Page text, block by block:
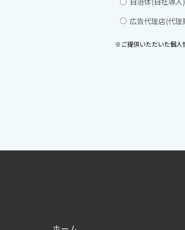
広告代理店(代理
※ご提供いただいた個人